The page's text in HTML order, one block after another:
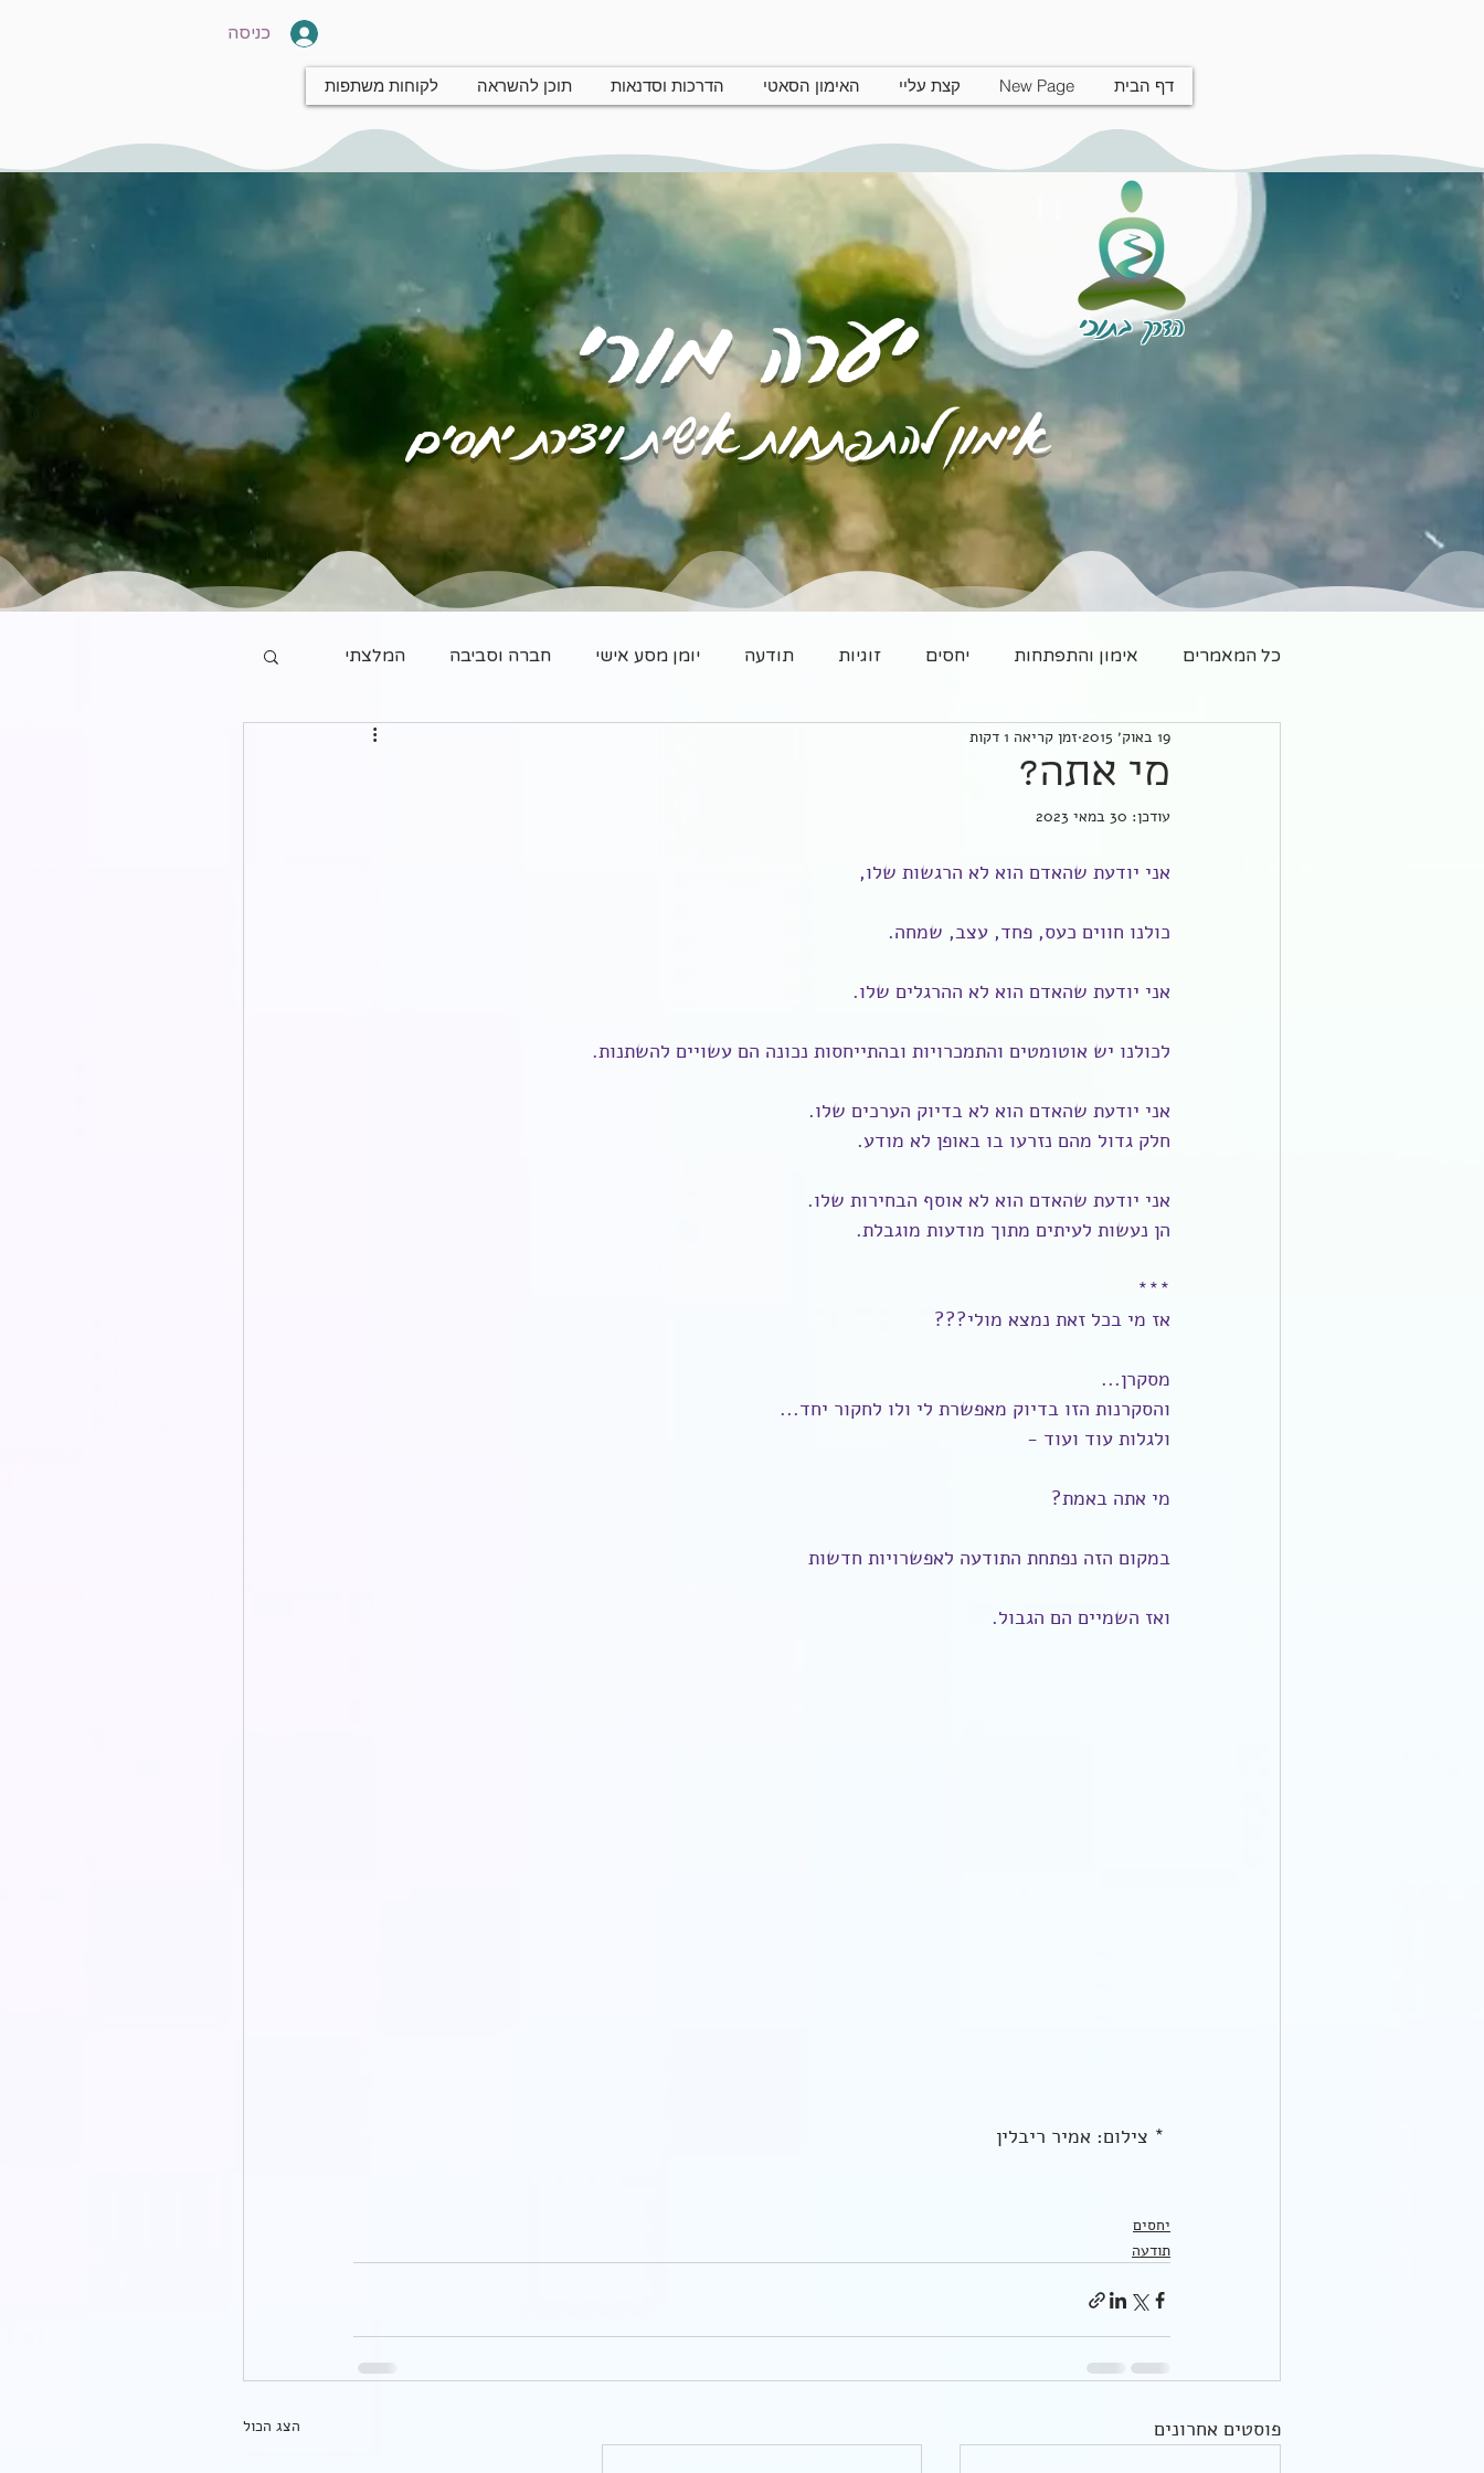
כניסה
דף הבית New Page קצת עליי האימון הסאטי הדרכות וסדנאות תוכן להשראה לקוחות משתפות
הדרך בתוכי
אימון להתפתחות אישית ויצירת יחסים
יערה מורי
כל המאמרים אימון והתפתחות יחסים זוגיות תודעה יומן מסע אישי חברה וסביבה המלצתי
משפחה חדשה יוגה
מי אתה?
19 באוק׳ 2015 זמן קריאה 1 דקות
עודכן: 30 במאי 2023
אני יודעת שהאדם הוא לא הרגשות שלו,
כולנו חווים כעס, פחד, עצב, שמחה.
אני יודעת שהאדם הוא לא ההרגלים שלו.
לכולנו יש אוטומטים והתמכרויות ובהתייחסות נכונה הם עשויים להשתנות.
אני יודעת שהאדם הוא לא בדיוק הערכים שלו.
חלק גדול מהם נזרעו בו באופן לא מודע.
אני יודעת שהאדם הוא לא אוסף הבחירות שלו.
הן נעשות לעיתים מתוך מודעות מוגבלת.
***
אז מי בכל זאת נמצא מולי???
מסקרן...
והסקרנות הזו בדיוק מאפשרת לי ולו לחקור יחד...
ולגלות עוד ועוד -
מי אתה באמת?
במקום הזה נפתחת התודעה לאפשרויות חדשות
ואז השמיים הם הגבול.
יחסים
תודעה
פוסטים אחרונים הצג הכול